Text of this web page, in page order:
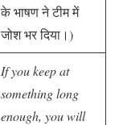
के भाषण ने टीम में
जोश भर दिया।)
If you keep at
something long
enough, you will